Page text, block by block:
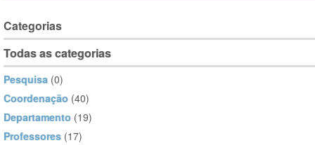
Categorias
Todas as categorias
Pesquisa (0)
Coordenação (40)
Departamento (19)
Professores (17)